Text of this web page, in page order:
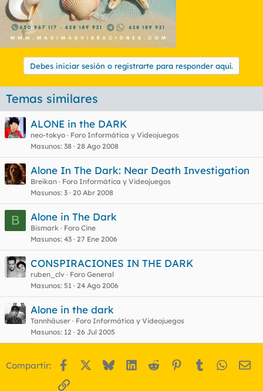
Debes iniciar sesión o registrarte para responder aquí.
Temas similares
ALONE in the DARK
neo-tokyo
Foro Informática y Videojuegos
Masunos 38 28 Ago 2008
Alone In The Dark: Near Death Investigation
Breikan
Foro Informática y Videojuegos
Masunos 3 20 Abr 2008
B Alone in The Dark
Bismark
Foro Cine
Masunos 43 27 Ene 2006
CONSPIRACIONES IN THE DARK
ruben_clv
Foro General
Masunos 51 24 Ago 2006
Alone in the dark
Tannhäuser
Foro Informática y Videojuegos
Masunos 12 26 Jul 2005
Compartir: Facebook BlueskyLinkedIn
Reddit Pinterest
Tumblr
Enlace